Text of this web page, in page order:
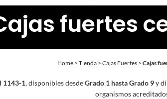
fuertes
Home> Tienda> Cajas Fuertes> Cajas
1143-1, disponibles desdeGrado 1 hasta Grado 9y
organismos